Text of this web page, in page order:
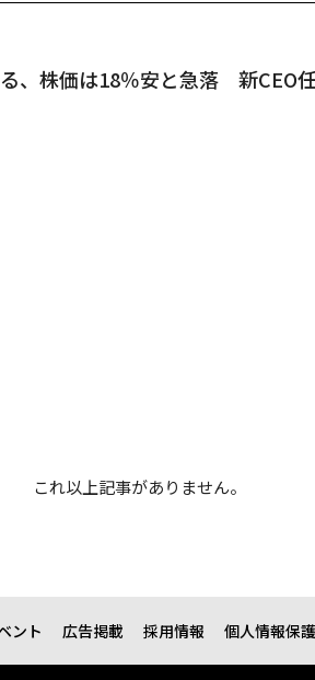
、株価は18％安と急落 新CEO
これ以上記事がありません。
ント 広告掲載 採用情報 個人情報保